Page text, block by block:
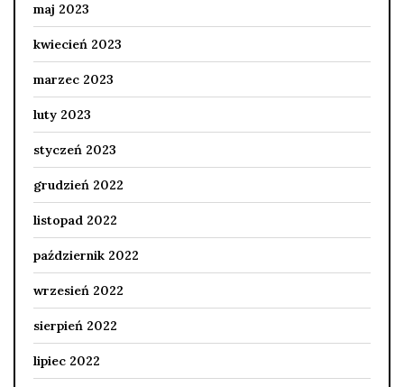
maj 2023
kwiecień 2023
marzec 2023
luty 2023
styczeń 2023
grudzień 2022
listopad 2022
październik 2022
wrzesień 2022
sierpień 2022
lipiec 2022